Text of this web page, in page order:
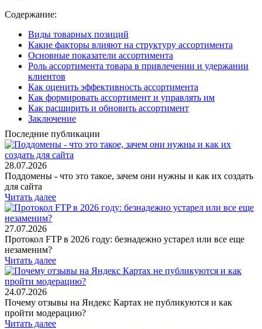
Содержание:
Виды товарных позиций
Какие факторы влияют на структуру ассортимента
Основные показатели ассортимента
Роль ассортимента товара в привлечении и удержании
клиентов
Как оценить эффективность ассортимента
Как формировать ассортимент и управлять им
Как расширить и обновить ассортимент
Заключение
Последние публикации
28.07.2026
Поддомены - что это такое, зачем они нужны и как их создать
для сайта
Читать далее
27.07.2026
Протокол FTP в 2026 году: безнадежно устарел или все еще
незаменим?
Читать далее
24.07.2026
Почему отзывы на Яндекс Картах не публикуются и как
пройти модерацию?
Читать далее